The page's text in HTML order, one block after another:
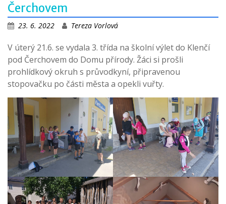
Čerchovem
23. 6. 2022 Tereza Vorlová
V úterý 21.6. se vydala 3. třída na školní výlet do Klenčí
pod Čerchovem do Domu přírody. Žáci si prošli
prohlídkový okruh s průvodkyní, připravenou
stopovačku po části města a opekli vuřty.